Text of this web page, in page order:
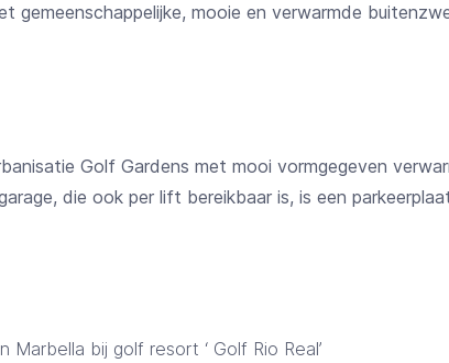
gemeenschappelijke, mooie en verwarmde
Golf Gardens met mooi vormgegeven
die ook per lift bereikbaar is, is een
bij golf resort ‘ Golf Rio Real’